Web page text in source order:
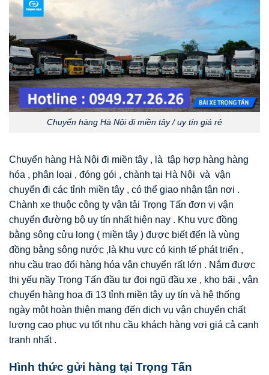
Chuyển hàng Hà Nội đi miền tây / uy tín giá rẻ
Chuyển hàng Hà Nội đi miền tây , là tập hợp hàng hàng
hóa , phân loại , đóng gói , chành tại Hà Nội và vận
chuyển đi các tỉnh miền tây , có thể giao nhận tận nơi .
Chành xe thuộc công ty vận tải Trọng Tấn đơn vị vận
chuyển đường bộ uy tín nhất hiện nay . Khu vực đồng
bằng sông cửu long ( miền tây ) được biết đến là vùng
đồng bằng sông nước ,là khu vực có kinh tế phát triển ,
nhu cầu trao đổi hàng hóa vận chuyển rất lớn . Nắm được
thị yếu nầy Trọng Tấn đầu tư đọi ngũ đầu xe , kho bãi , vận
chuyển hàng hoa đi 13 tỉnh miền tây uy tín và hệ thống
ngày một hoàn thiện mang đến dịch vụ vận chuyển chất
lượng cao phục vụ tốt nhu cầu khách hàng vơi giá cả cạnh
tranh nhất .
Hình thức gửi hàng tại Trọng Tấn